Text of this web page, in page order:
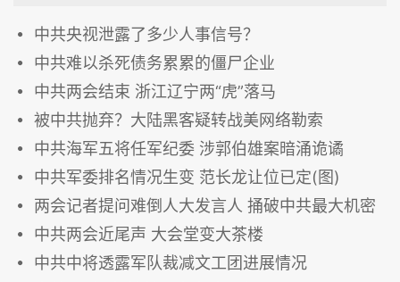
中共央视泄露了多少人事信号？
中共难以杀死债务累累的僵尸企业
中共两会结束 浙江辽宁两“虎”落马
被中共抛弃？大陆黑客疑转战美网络勒索
中共海军五将任军纪委 涉郭伯雄案暗涌诡谲
中共军委排名情况生变 范长龙让位已定(图)
两会记者提问难倒人大发言人 捅破中共最大机密
中共两会近尾声 大会堂变大茶楼
中共中将透露军队裁减文工团进展情况